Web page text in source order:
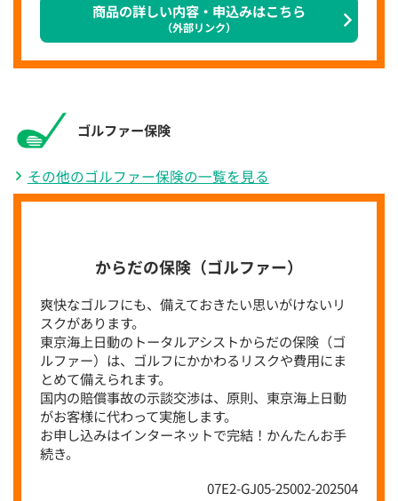
商品の詳しい内容・申込みはこちら
（外部リンク）
ゴルファー保険
その他のゴルファー保険の一覧を見る
からだの保険（ゴルファー）
爽快なゴルフにも、備えておきたい思いがけないリ
スクがあります。
東京海上日動のトータルアシストからだの保険（ゴ
ルファー）は、ゴルフにかかわるリスクや費用にま
とめて備えられます。
国内の賠償事故の示談交渉は、原則、東京海上日動
がお客様に代わって実施します。
お申し込みはインターネットで完結！かんたんお手
続き。
07E2-GJ05-25002-202504